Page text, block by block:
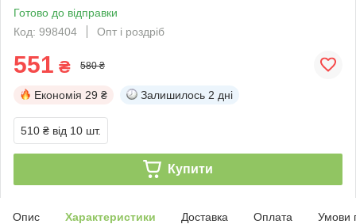
Готово до відправки
Код: 998404
Опт і роздріб
551 ₴ 580 ₴
Економія 29 ₴ Залишилось 2 дні
510 ₴ від 10 шт.
Купити
Опис Характеристики Доставка Оплата Умови